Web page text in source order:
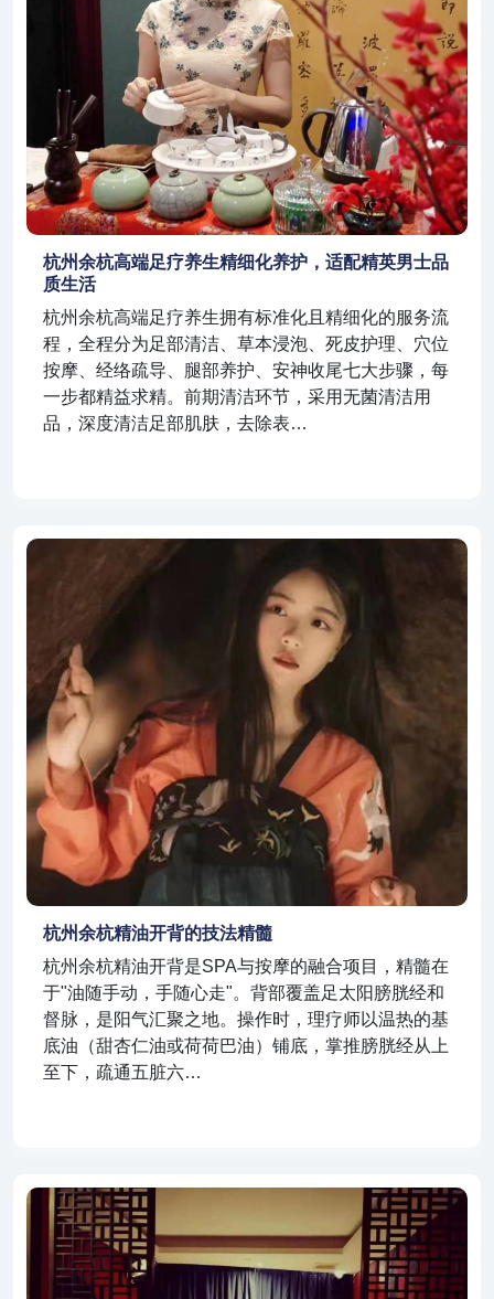
杭州余杭高端足疗养生精细化养护，适配精英男士品
质生活
杭州余杭高端足疗养生拥有标准化且精细化的服务流
程，全程分为足部清洁、草本浸泡、死皮护理、穴位
按摩、经络疏导、腿部养护、安神收尾七大步骤，每
一步都精益求精。前期清洁环节，采用无菌清洁用
品，深度清洁足部肌肤，去除表…
杭州余杭精油开背的技法精髓
杭州余杭精油开背是SPA与按摩的融合项目，精髓在
于"油随手动，手随心走"。背部覆盖足太阳膀胱经和
督脉，是阳气汇聚之地。操作时，理疗师以温热的基
底油（甜杏仁油或荷荷巴油）铺底，掌推膀胱经从上
至下，疏通五脏六…